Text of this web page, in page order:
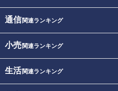
通信関連ランキング
小売関連ランキング
生活関連ランキング